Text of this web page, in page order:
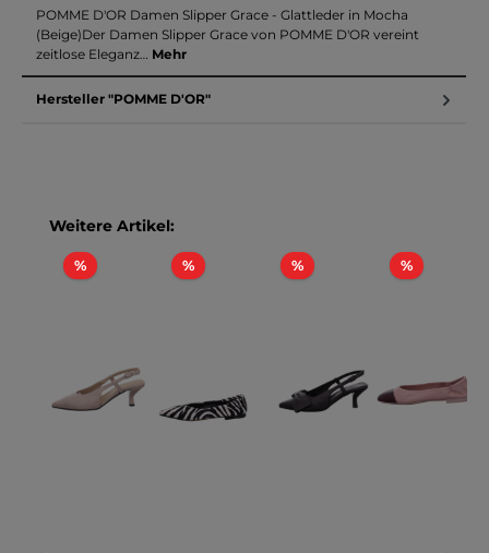
POMME D'OR Damen Slipper Grace - Glattleder in Mocha
(Beige)Der Damen Slipper Grace von POMME D'OR vereint
zeitlose Eleganz… Mehr
Hersteller "POMME D'OR"
Produktgalerie überspringen
Weitere Artikel:
%Rabatt %Rabatt %Rabatt %Rabatt